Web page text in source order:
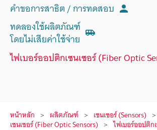
คำขอการสาธิต / การทดสอบ
ทดลองใช้ผลิตภัณฑ์
โดยไม่เสียค่าใช้จ่าย
ไฟเบอร์ออปติกเซนเซอร์ (Fiber Optic
หน้าหลัก ผลิตภัณฑ์ เซนเซอร์ (Sensors)
เซนเซอร์ (Fiber Optic Sensors) ไฟเบอร์ออปติก